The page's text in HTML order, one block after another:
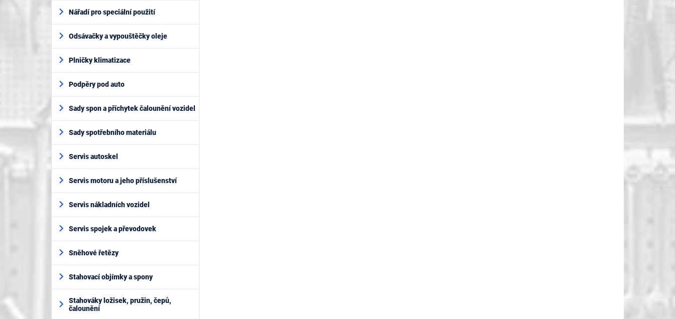
Nářadí pro speciální použití
Odsávačky a vypouštěčky oleje
Plničky klimatizace
Podpěry pod auto
Sady spon a příchytek čalounění vozidel
Sady spotřebního materiálu
Servis autoskel
Servis motoru a jeho příslušenství
Servis nákladních vozidel
Servis spojek a převodovek
Sněhové řetězy
Stahovací objímky a spony
Stahováky ložisek, pružin, čepů,
čalounění